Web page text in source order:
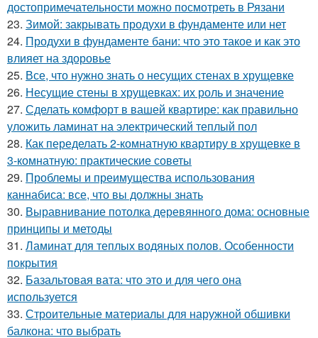
достопримечательности можно посмотреть в Рязани
23. Зимой: закрывать продухи в фундаменте или нет
24. Продухи в фундаменте бани: что это такое и как это
влияет на здоровье
25. Все, что нужно знать о несущих стенах в хрущевке
26. Несущие стены в хрущевках: их роль и значение
27. Сделать комфорт в вашей квартире: как правильно
уложить ламинат на электрический теплый пол
28. Как переделать 2-комнатную квартиру в хрущевке в
3-комнатную: практические советы
29. Проблемы и преимущества использования
каннабиса: все, что вы должны знать
30. Выравнивание потолка деревянного дома: основные
принципы и методы
31. Ламинат для теплых водяных полов. Особенности
покрытия
32. Базальтовая вата: что это и для чего она
используется
33. Строительные материалы для наружной обшивки
балкона: что выбрать